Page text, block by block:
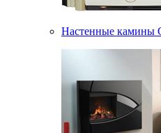
Настенные камины